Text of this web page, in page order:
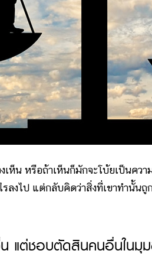
หรือถ้าเห็นก็มักจะโบ้ยเป็นควา
รลงไป แต่กลับคิดว่าสิ่งที่เขาทำนั้
น แต่ชอบตัดสินคนอื่นในมุ